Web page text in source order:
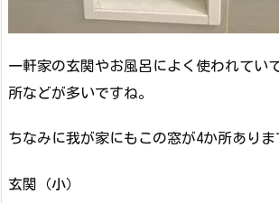
一軒家の玄関やお風呂によく使われてい
所などが多いですね。
ちなみに我が家にもこの窓が4か所ありま
玄関（小）